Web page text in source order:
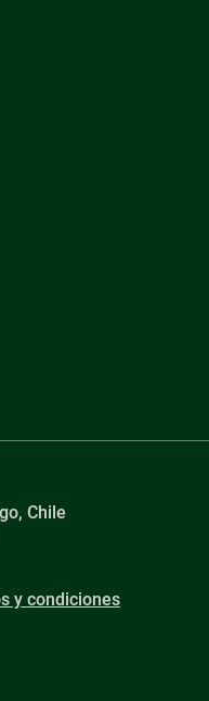
Chile
y condiciones